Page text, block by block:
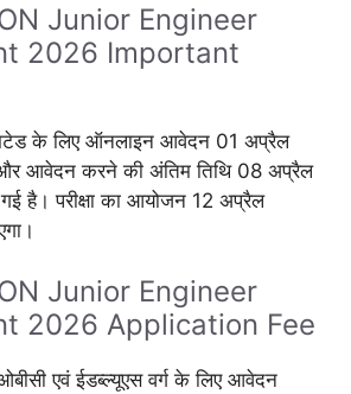
Junior Engineer
2026 Important
के लिए ऑनलाइन आवेदन 01 अप्रैल
आवेदन करने की अंतिम तिथि 08 अप्रैल
गई है। परीक्षा का आयोजन 12 अप्रैल
Junior Engineer
2026 Application Fee
एवं ईडब्ल्यूएस वर्ग के लिए आवेदन